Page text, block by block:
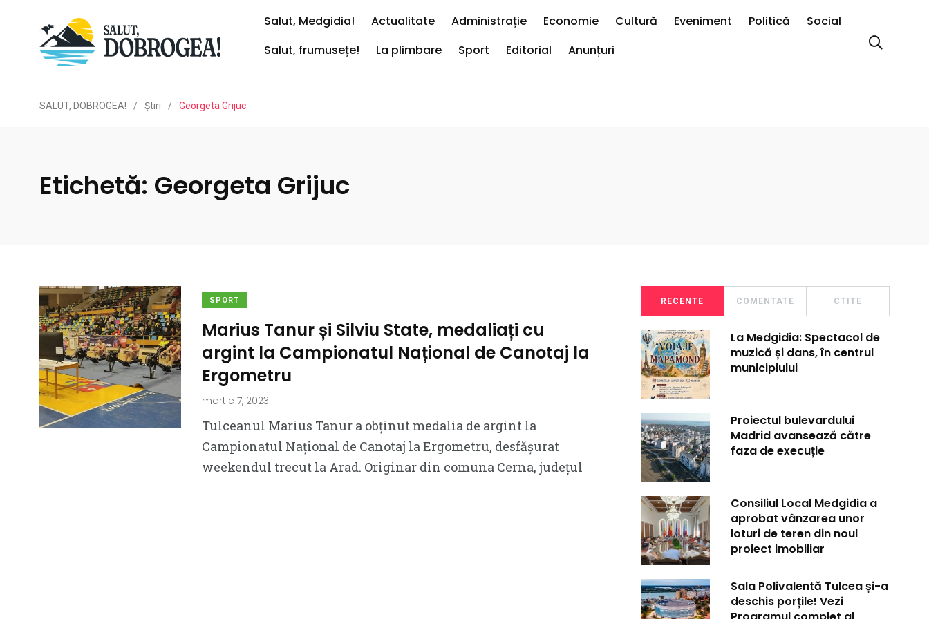
Salut, Medgidia! Actualitate Administrație Economie Cultură Eveniment Politică
Social
Salut, frumusețe!
La plimbare Sport Editorial Anunțuri
SALUT, DOBROGEA! / Ştiri / Georgeta Grijuc
Etichetă: Georgeta Grijuc
SPORT
Marius Tanur și Silviu State, medaliați cu
argint la Campionatul Național de Canotaj la
Ergometru
martie 7, 2023
Tulceanul Marius Tanur a obținut medalia de argint la
Campionatul Național de Canotaj la Ergometru, desfășurat
weekendul trecut la Arad. Originar din comuna Cerna, județul
RECENTE COMENTATE CTITE
La Medgidia: Spectacol de
muzică și dans, în centrul
municipiului
Proiectul bulevardului
Madrid avansează către
faza de execuție
Consiliul Local Medgidia a
aprobat vânzarea unor
loturi de teren din noul
proiect imobiliar
Sala Polivalentă Tulcea și-a
deschis porțile! Vezi